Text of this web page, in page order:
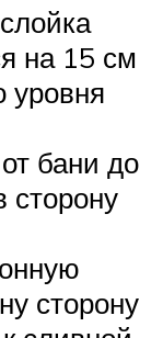
на 15 см
уровня
бани до
сторону
сторону